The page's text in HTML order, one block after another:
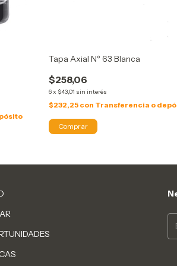
Tapa Axial Nº 63 Blanca
$258,06
6x $43,01 sin interés
$232,25 con Transferencia o